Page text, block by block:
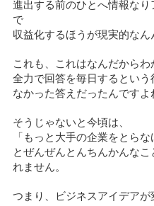
進出する前のひとへ情報な
で
収益化するほうが現実的なん
これも、これはなんだから
全力で回答を毎日するとい
なかった答えだったんですよ
そうじゃないと今頃は、
「もっと大手の企業をとらな
とぜんぜんとんちんかんな
れません。
つまり、ビジネスアイデアが